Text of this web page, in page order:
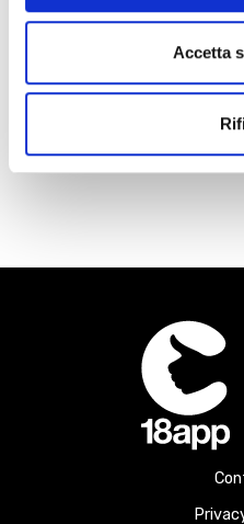
Accetta
9 AGO
2026
Macerata